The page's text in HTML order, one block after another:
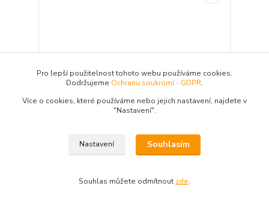
Přívlačový prut Drop Stick PRO je zajímavý
především svým vzhledem, kvalitou
Pro lepší použitelnost tohoto webu používáme cookies.
Dodržujeme Ochranu soukromí - GDPR.
Více o cookies, které používáme nebo jejich nastavení, najdete v
"Nastavení".
Nastavení Souhlasím
Souhlas můžete odmítnout zde.